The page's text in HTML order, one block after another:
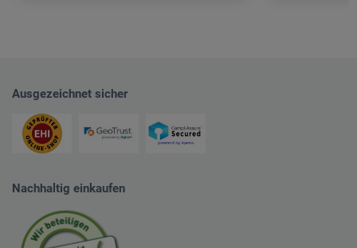
Ausgezeichnet sicher
Nachhaltig einkaufen